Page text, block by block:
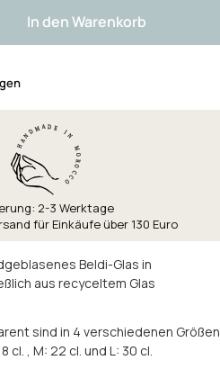
In den Warenkorb
2-3 Werktage
für Einkäufe über 130 Euro
Beldi-Glas in
aus recyceltem Glas
sind in 4 verschiedenen Größen
cl. , M: 22 cl. und L: 30 cl.